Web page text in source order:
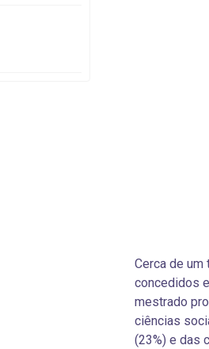
Cerca de
concedidos
mestrado
ciências
(23%) e das